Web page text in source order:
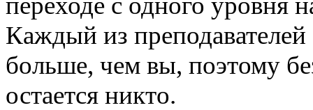
Каждый из преподавателей
больше, чем вы, поэтому
остается никто.